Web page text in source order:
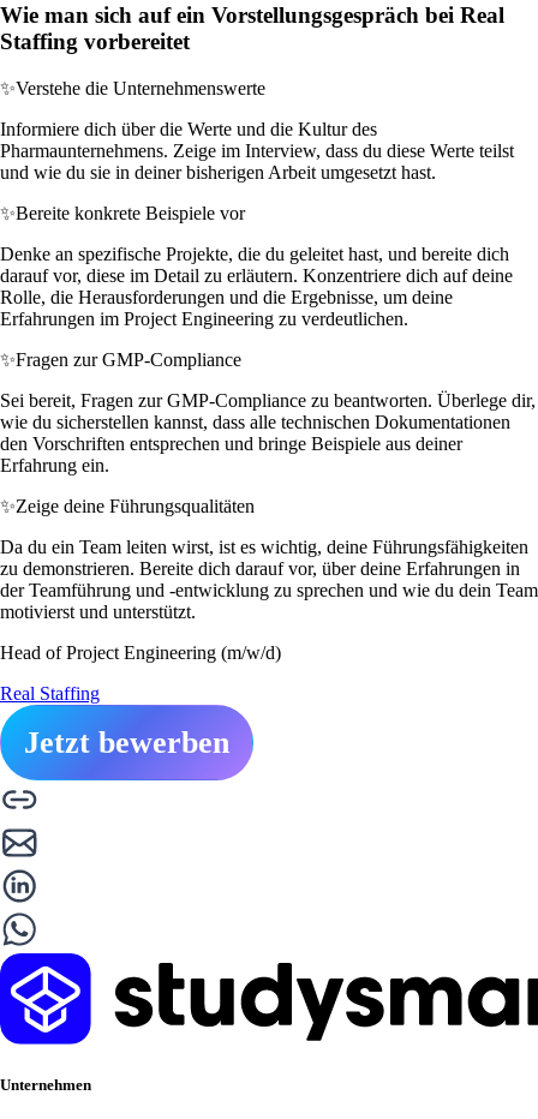
Wie man sich auf ein Vorstellungsgespräch bei Real
Staffing vorbereitet
✨Verstehe die Unternehmenswerte
Informiere dich über die Werte und die Kultur des
Pharmaunternehmens. Zeige im Interview, dass du diese Werte teilst
und wie du sie in deiner bisherigen Arbeit umgesetzt hast.
✨Bereite konkrete Beispiele vor
Denke an spezifische Projekte, die du geleitet hast, und bereite dich
darauf vor, diese im Detail zu erläutern. Konzentriere dich auf deine
Rolle, die Herausforderungen und die Ergebnisse, um deine
Erfahrungen im Project Engineering zu verdeutlichen.
✨Fragen zur GMP-Compliance
Sei bereit, Fragen zur GMP-Compliance zu beantworten. Überlege dir,
wie du sicherstellen kannst, dass alle technischen Dokumentationen
den Vorschriften entsprechen und bringe Beispiele aus deiner
Erfahrung ein.
✨Zeige deine Führungsqualitäten
Da du ein Team leiten wirst, ist es wichtig, deine Führungsfähigkeiten
zu demonstrieren. Bereite dich darauf vor, über deine Erfahrungen in
der Teamführung und -entwicklung zu sprechen und wie du dein Team
motivierst und unterstützt.
Head of Project Engineering (m/w/d)
Real Staffing
Jetzt bewerben
Unternehmen